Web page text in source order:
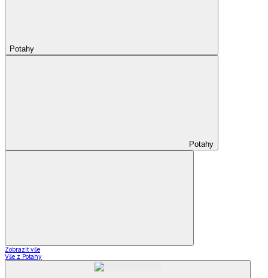
Potahy
Potahy
Zobrazit vše
Vše z Potahy